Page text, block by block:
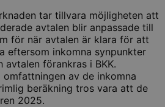
tar tillvara möjligheten att
avtalen blir anpassade till
för när avtalen är klara för att
eftersom inkomna synpunkter
avtalen förankras i BKK.
av de inkomna
beräkning tros vara att de
2025.